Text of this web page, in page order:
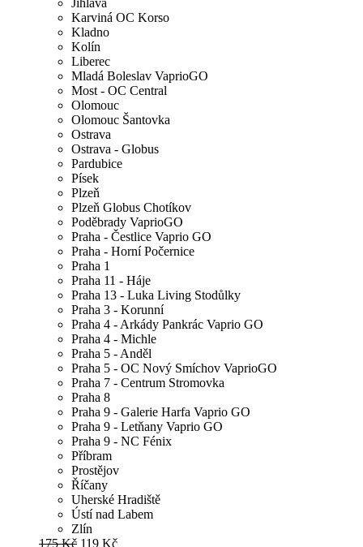
Jihlava
Karviná OC Korso
Kladno
Kolín
Liberec
Mladá Boleslav VaprioGO
Most - OC Central
Olomouc
Olomouc Šantovka
Ostrava
Ostrava - Globus
Pardubice
Písek
Plzeň
Plzeň Globus Chotíkov
Poděbrady VaprioGO
Praha - Čestlice Vaprio GO
Praha - Horní Počernice
Praha 1
Praha 11 - Háje
Praha 13 - Luka Living Stodůlky
Praha 3 - Korunní
Praha 4 - Arkády Pankrác Vaprio GO
Praha 4 - Michle
Praha 5 - Anděl
Praha 5 - OC Nový Smíchov VaprioGO
Praha 7 - Centrum Stromovka
Praha 8
Praha 9 - Galerie Harfa Vaprio GO
Praha 9 - Letňany Vaprio GO
Praha 9 - NC Fénix
Příbram
Prostějov
Říčany
Uherské Hradiště
Ústí nad Labem
Zlín
175 Kč 119 Kč